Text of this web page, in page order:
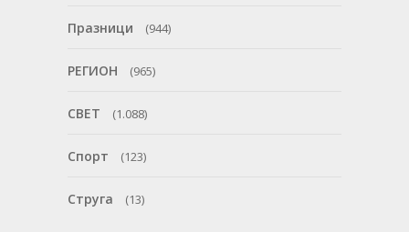
Празници (944)
РЕГИОН (965)
СВЕТ (1.088)
Спорт (123)
Струга (13)